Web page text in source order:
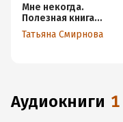
Мне некогда.
Полезная книга
для тех, кому
приходится
Татьяна Смирнова
аудиокниги 1